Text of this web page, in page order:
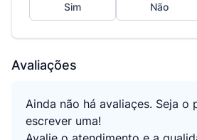
Sim Não
Avaliações
Ainda não há avaliaçes. Seja o
escrever uma!